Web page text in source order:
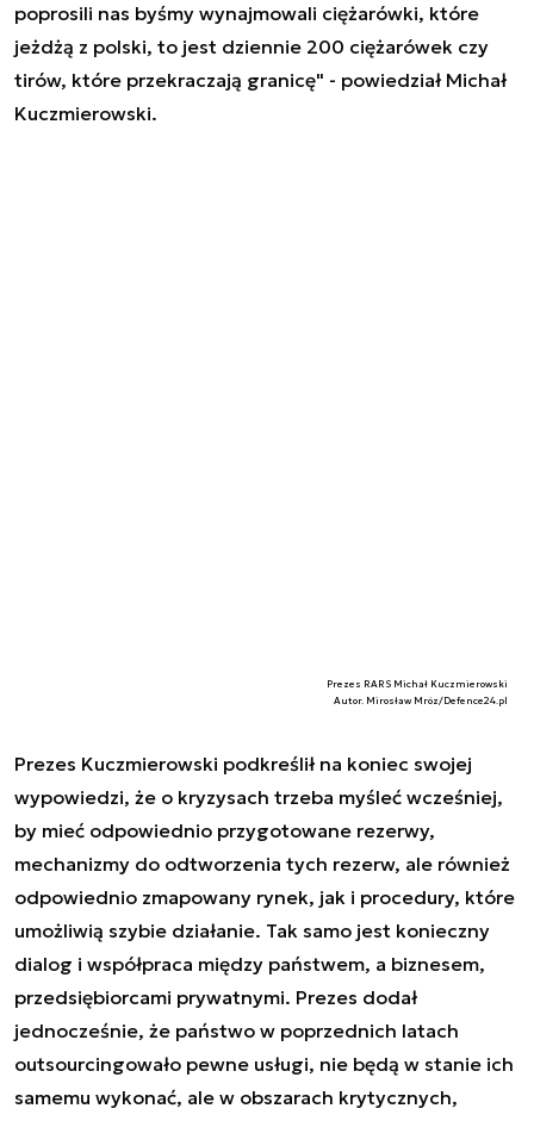
poprosili nas byśmy wynajmowali ciężarówki, które
jeżdżą z polski, to jest dziennie 200 ciężarówek czy
tirów, które przekraczają granicę" - powiedział Michał
Kuczmierowski.
Prezes RARS Michał Kuczmierowski
Autor. Mirosław Mróz/Defence24.pl
Prezes Kuczmierowski podkreślił na koniec swojej
wypowiedzi, że o kryzysach trzeba myśleć wcześniej,
by mieć odpowiednio przygotowane rezerwy,
mechanizmy do odtworzenia tych rezerw, ale również
odpowiednio zmapowany rynek, jak i procedury, które
umożliwią szybie działanie. Tak samo jest konieczny
dialog i współpraca między państwem, a biznesem,
przedsiębiorcami prywatnymi. Prezes dodał
jednocześnie, że państwo w poprzednich latach
outsourcingowało pewne usługi, nie będą w stanie ich
samemu wykonać, ale w obszarach krytycznych,